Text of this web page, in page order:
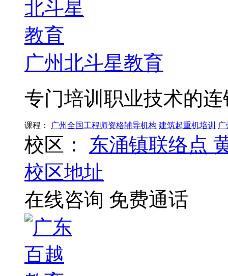
广州北斗星教育
专门培训职业技术的
课程： 广州全国工程师资格辅导机构 建筑起重机培训
校区： 东涌镇联络点
校区地址
在线咨询 免费通话